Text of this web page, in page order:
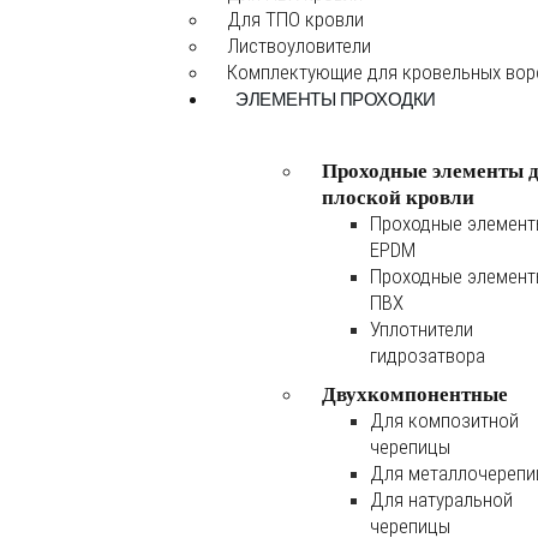
Для ТПО кровли
Листвоуловители
Комплектующие для кровельных
ЭЛЕМЕНТЫ ПРОХОДКИ
Проходные элементы
плоской кровли
Проходные
EPDM
Проходные
ПВХ
Уплотнители
гидрозатвора
Двухкомпонентные
Для композитной
черепицы
Для
Для натуральной
черепицы